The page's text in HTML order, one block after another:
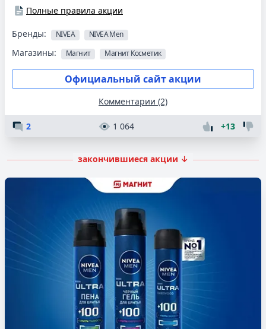
Полные правила акции
Бренды: NIVEA NIVEA Men
Магазины: Магнит Магнит Косметик
Официальный сайт акции
Комментарии (2)
2 1 064 +13
закончившиеся акции ↓